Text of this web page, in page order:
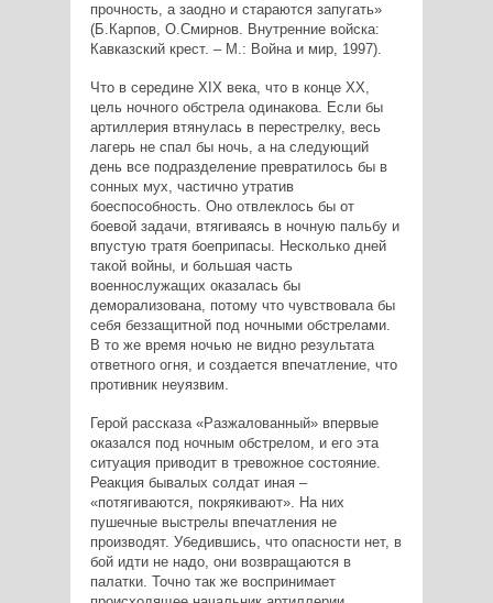
прочность, а заодно и стараются запугать»
(Б.Карпов, О.Смирнов. Внутренние войска:
Кавказский крест. – М.: Война и мир, 1997).
Что в середине XIX века, что в конце ХХ,
цель ночного обстрела одинакова. Если бы
артиллерия втянулась в перестрелку, весь
лагерь не спал бы ночь, а на следующий
день все подразделение превратилось бы в
сонных мух, частично утратив
боеспособность. Оно отвлеклось бы от
боевой задачи, втягиваясь в ночную пальбу и
впустую тратя боеприпасы. Несколько дней
такой войны, и большая часть
военнослужащих оказалась бы
деморализована, потому что чувствовала бы
себя беззащитной под ночными обстрелами.
В то же время ночью не видно результата
ответного огня, и создается впечатление, что
противник неуязвим.
Герой рассказа «Разжалованный» впервые
оказался под ночным обстрелом, и его эта
ситуация приводит в тревожное состояние.
Реакция бывалых солдат иная –
«потягиваются, покрякивают». На них
пушечные выстрелы впечатления не
производят. Убедившись, что опасности нет, в
бой идти не надо, они возвращаются в
палатки. Точно так же воспринимает